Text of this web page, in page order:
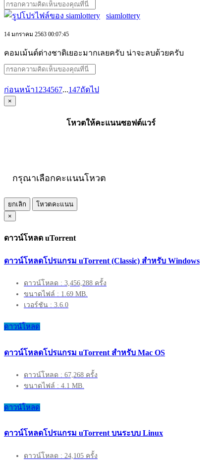
siamlottery
14 มกราคม 2563 00:07:45
คอมเม้นต์ต่างชาติเยอะมากเลยครับ น่าจะลบด้วยครับ
ก่อนหน้า1 234567...147ถัดไป
×
โหวตให้คะแนนซอฟต์แวร์
กรุณาเลือกคะแนนโหวต
ยกเลิก
โหวตคะแนน
×
ดาวน์โหลด uTorrent
ดาวน์โหลดโปรแกรม uTorrent (Classic) สำหรับ Windows
ดาวน์โหลด : 3,456,288 ครั้ง
ขนาดไฟล์ : 1.69 MB.
เวอร์ชัน : 3.6.0
ดาวน์โหลด
ดาวน์โหลดโปรแกรม uTorrent สำหรับ Mac OS
ดาวน์โหลด : 67,268 ครั้ง
ขนาดไฟล์ : 4.1 MB.
ดาวน์โหลด
ดาวน์โหลดโปรแกรม uTorrent บนระบบ Linux
ดาวน์โหลด : 24,105 ครั้ง